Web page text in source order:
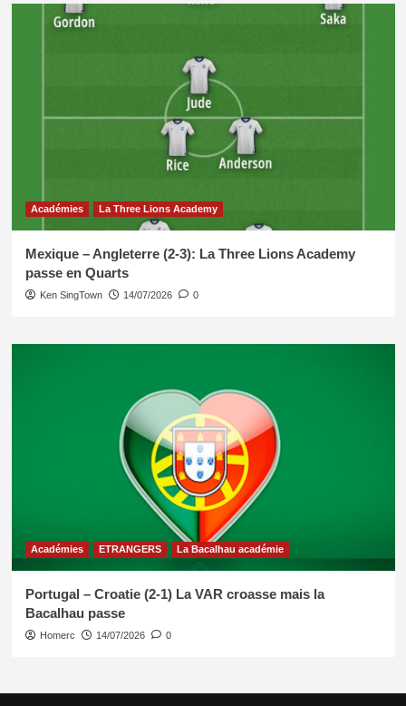
Académies La Three Lions Academy
Mexique – Angleterre (2-3): La Three Lions Academy
passe en Quarts
Ken SingTown 14/07/2026 0
Académies ETRANGERS La Bacalhau académie
Portugal – Croatie (2-1) La VAR croasse mais la
Bacalhau passe
Homerc 14/07/2026 0